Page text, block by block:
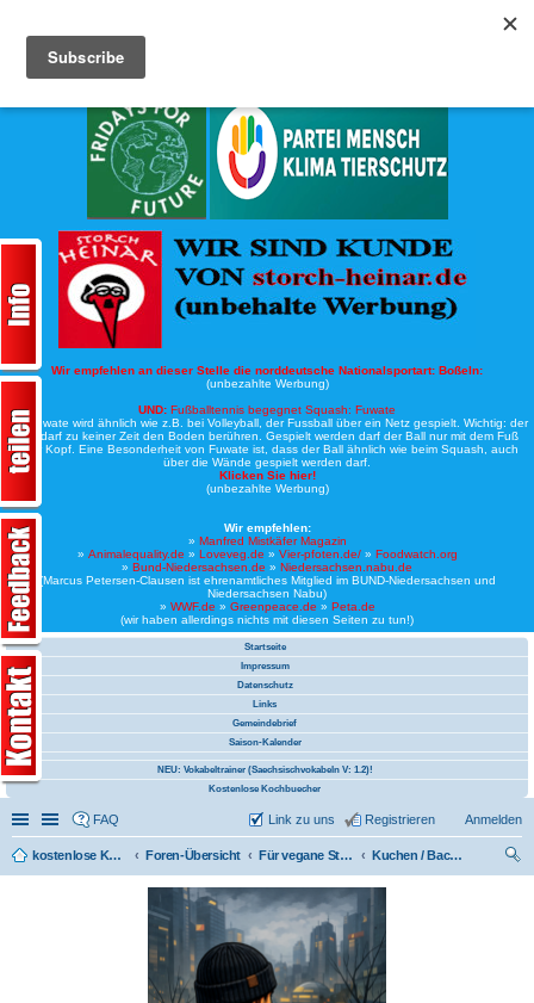
Wir empfehlen an dieser Stelle die norddeutsche Nationalsportart: Boßeln:
(unbezahlte Werbung)
UND: Fußballtennis begegnet Squash: Fuwate
Bei Fuwate wird ähnlich wie z.B. bei Volleyball, der Fussball über ein Netz gespielt. Wichtig: der
Ball darf zu keiner Zeit den Boden berühren. Gespielt werden darf der Ball nur mit dem Fuß
oder Kopf. Eine Besonderheit von Fuwate ist, dass der Ball ähnlich wie beim Squash, auch
über die Wände gespielt werden darf.
Klicken Sie hier!
(unbezahlte Werbung)
Wir empfehlen:
» Manfred Mistkäfer Magazin
» Animalequality.de » Loveveg.de » Vier-pfoten.de/» Foodwatch.org
» Bund-Niedersachsen.de » Niedersachsen.nabu.de
(Marcus Petersen-Clausen ist ehrenamtliches Mitglied im BUND-Niedersachsen und
Niedersachsen Nabu)
» WWF.de » Greenpeace.de » Peta.de
(wir haben allerdings nichts mit diesen Seiten zu tun!)
Startseite
Impressum
Datenschutz
Links
Gemeindebrief
Saison-Kalender
NEU: Vokabeltrainer (Saechsischvokabeln V: 1.2)!
Kostenlose Kochbuecher
Schnellzugriff
Linkliste
FAQ Anmelden
Registrieren
Link zu uns
kostenlose Kochrezepte und kostenlose Kochbücher Foren-Übersicht Für vegane Studenten / Studentinnen
Kuchen / Backen